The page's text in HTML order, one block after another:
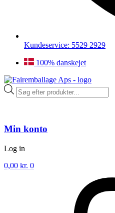
Kundeservice: 5529 2929
100% danskejet
Products
search
Min konto
Log in
0,00 kr. 0